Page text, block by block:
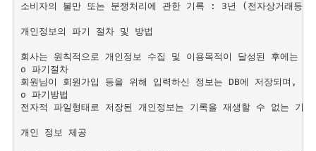
소비자의 불만 또는 분쟁처리에 관한 기록 : 3년 (전자상거래등에
개인정보의 파기 절차 및 방법
회사는 원칙적으로 개인정보 수집 및 이용목적이 달성된 후에는
ο 파기절차
회원님이 회원가입 등을 위해 입력하신 정보는 DB에 저장되며,
ο 파기방법
전자적 파일형태로 저장된 개인정보는 기록을 재생할 수 없는 기
개인 정보 제공